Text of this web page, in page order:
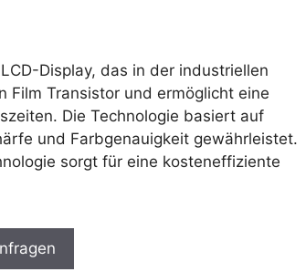
Display, das in der industriellen
Transistor und ermöglicht eine
Die Technologie basiert auf
und Farbgenauigkeit gewährleistet.
sorgt für eine kosteneffiziente